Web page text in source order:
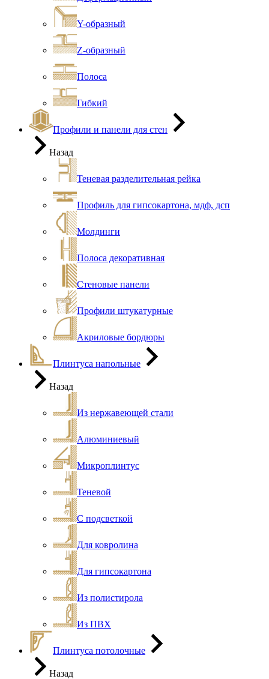
Y-образный
Z-образный
Полоса
Гибкий
Профили и панели для стен
Назад
Теневая разделительная рейка
Профиль для гипсокартона, мдф, дсп
Молдинги
Полоса декоративная
Стеновые панели
Профили штукатурные
Акриловые бордюры
Плинтуса напольные
Назад
Из нержавеющей стали
Алюминиевый
Микроплинтус
Теневой
С подсветкой
Для ковролина
Для гипсокартона
Из полистирола
Из ПВХ
Плинтуса потолочные
Назад